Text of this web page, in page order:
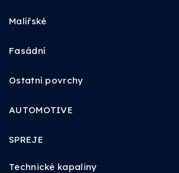
Malířské
Fasádní
Ostatní povrchy
AUTOMOTIVE
SPREJE
Technické kapaliny